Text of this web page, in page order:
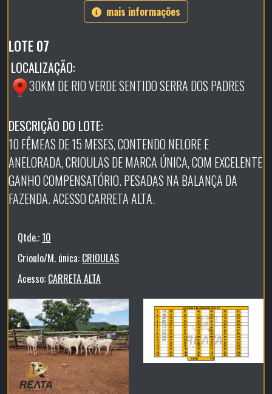
mais informações
LOTE 07
LOCALIZAÇÃO:
30KM DE RIO VERDE SENTIDO SERRA DOS PADRES
DESCRIÇÃO DO LOTE:
10 FÊMEAS DE 15 MESES, CONTENDO NELORE E
ANELORADA, CRIOULAS DE MARCA ÚNICA, COM EXCELENTE
GANHO COMPENSATÓRIO. PESADAS NA BALANÇA DA
FAZENDA. ACESSO CARRETA ALTA.
Qtde.:10
Crioulo/M. única: CRIOULAS
Acesso: CARRETA ALTA